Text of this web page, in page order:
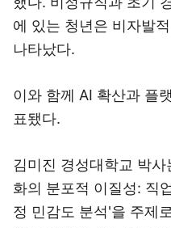
에 있는 청년은 비자발
나타났다.
이와 함께 AI 확산과 플
표됐다.
김미진 경성대학교 박
화의 분포적 이질성: 직
정 민감도 분석'을 주제